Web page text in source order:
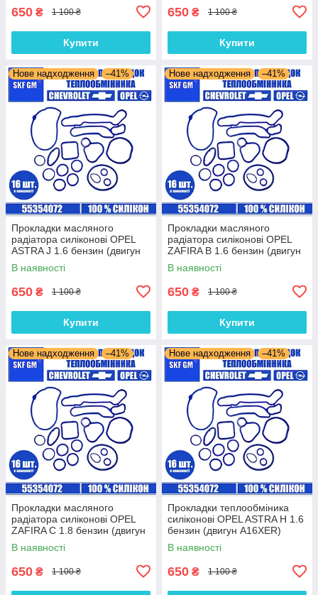
650 ₴ 1 100 ₴
Купити
650 ₴ 1 100 ₴
Купити
Нове надходження –41%
Прокладки масляного
радіатора силіконові OPEL
ASTRA J 1.6 бензин (двигун
A18XER) комплект 16 шт.
В наявності
650 ₴ 1 100 ₴
Купити
Нове надходження –41%
Прокладки масляного
радіатора силіконові OPEL
ZAFIRA B 1.6 бензин (двигун
Z16XER) комплект 16 шт.
В наявності
650 ₴ 1 100 ₴
Купити
Нове надходження –41%
Прокладки масляного
радіатора силіконові OPEL
ZAFIRA C 1.8 бензин (двигун
A18XEL) комплект 16 шт.
В наявності
650 ₴ 1 100 ₴
Нове надходження –41%
Прокладки теплообміника
силіконові OPEL ASTRA H 1.6
бензин (двигун A16XER)
комплект 16 шт.
В наявності
650 ₴ 1 100 ₴